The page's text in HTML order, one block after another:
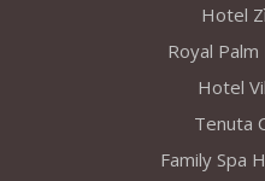
Hotel
Royal
Hotel
Tenuta
Family Spa